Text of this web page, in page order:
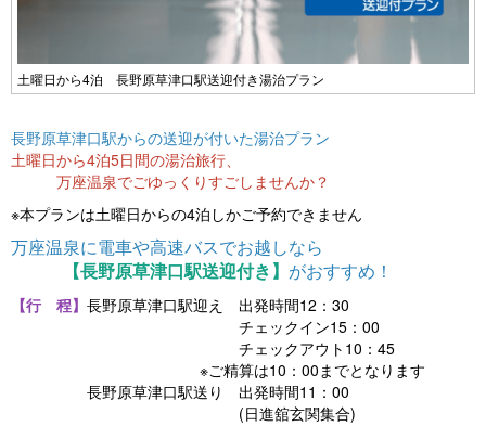
土曜日から4泊 長野原草津口駅送迎付き湯治プラン
長野原草津口駅からの送迎が付いた湯治プラン
土曜日から4泊5日間の湯治旅行、
万座温泉でごゆっくりすごしませんか？
※本プランは土曜日からの4泊しかご予約できません
万座温泉に電車や高速バスでお越しなら
【長野原草津口駅送迎付き】 がおすすめ！
【行 程】 長野原草津口駅迎え 出発時間12：30
チェックイン15：00
チェックアウト10：45
※ご精算は10：00までとなります
長野原草津口駅送り 出発時間11：00
(日進舘玄関集合)